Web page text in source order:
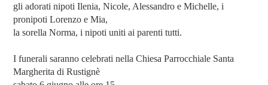
gli adorati nipoti Ilenia, Nicole, Alessandro e Michelle, i
pronipoti Lorenzo e Mia,
la sorella Norma, i nipoti uniti ai parenti tutti.
I funerali saranno celebrati nella Chiesa Parrocchiale Santa
Margherita di Rustignè